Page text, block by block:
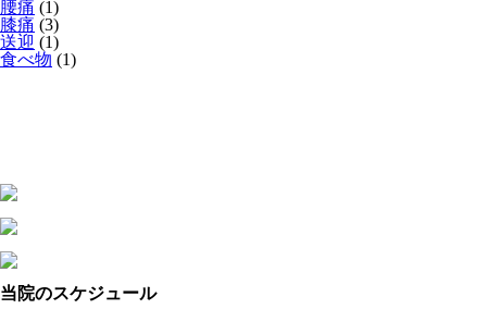
腰痛 (1)
膝痛 (3)
送迎 (1)
食べ物 (1)
当院のスケジュール